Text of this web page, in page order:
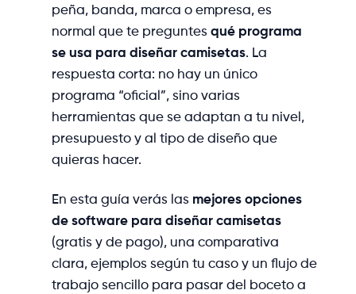
peña, banda, marca o empresa, es
normal que te preguntes qué programa
se usa para diseñar camisetas. La
respuesta corta: no hay un único
programa “oficial”, sino varias
herramientas que se adaptan a tu nivel,
presupuesto y al tipo de diseño que
quieras hacer.
En esta guía verás las mejores opciones
de software para diseñar camisetas
(gratis y de pago), una comparativa
clara, ejemplos según tu caso y un flujo de
trabajo sencillo para pasar del boceto a